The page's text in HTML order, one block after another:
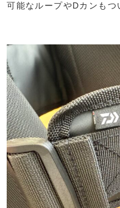
可能なループやDカンもつ